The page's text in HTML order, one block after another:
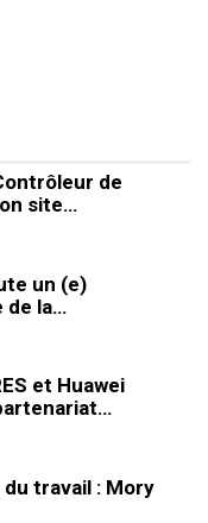
de
site…
un (e)
de la…
et Huawei
travail : Mory